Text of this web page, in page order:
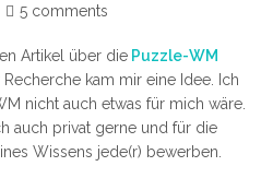
5 comments
Artikel über die Puzzle-WM
kam mir eine Idee. Ich
nicht auch etwas für mich wäre.
auch privat gerne und für die
Wissens jede(r) bewerben.